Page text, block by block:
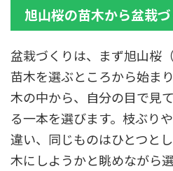
旭山桜の苗木から盆栽
盆栽づくりは、まず旭山桜
苗木を選ぶところから始ま
木の中から、自分の目で見
る一本を選びます。枝ぶり
違い、同じものはひとつと
木にしようかと眺めながら